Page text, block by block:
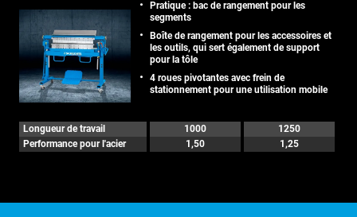
Pratique : bac de rangement pour les
segments
Boîte de rangement pour les accessoires et
les outils, qui sert également de support
pour la tôle
4 roues pivotantes avec frein de
stationnement pour une utilisation mobile
Longueur de travail 1000
1250
Performance pour l'acier
1,50 1,25